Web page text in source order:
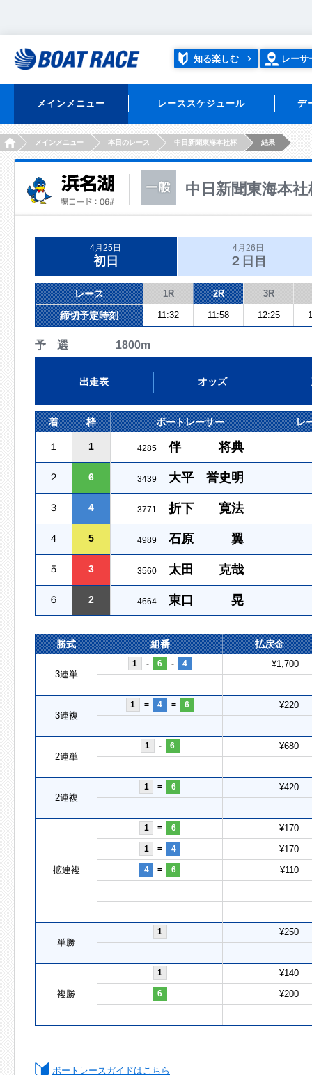
知る楽しむ レーサ
メインメニュー レーススケジュール デ
HOMEメインメニュー 本日のレース 中日新聞東海本社杯 結果
中日新聞東海本社
4月25日
初日
4月26日
２日目
レース 1R 2R 3R
締切予定時刻 11:32 11:58 12:25
予 選 1800m
出走表 オッズ
着 枠 ボートレーサー レ
１ 1 4285 伴 将典
２ 6 3439 大平 誉史明
３ 4 3771 折下 寛法
４ 5 4989 石原 翼
５ 3 3560 太田 克哉
６ 2 4664 東口 晃
勝式 組番 払戻金
3連単
1 - 6 - 4 ¥1,700
3連複
1 = 4 = 6 ¥220
2連単
1 - 6 ¥680
2連複
1 = 6 ¥420
拡連複
1 = 6 ¥170
1 = 4 ¥170
4 = 6 ¥110
単勝
1 ¥250
複勝
1 ¥140
6 ¥200
ボートレースガイドはこちら